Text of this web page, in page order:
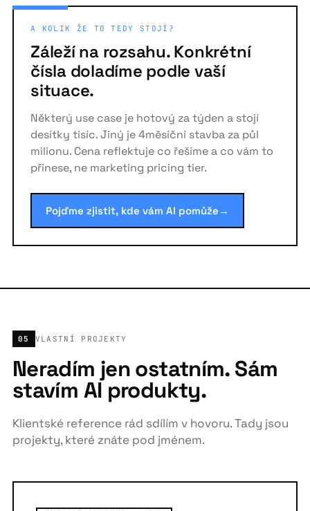
A KOLIK ŽE TO TEDY STOJÍ?
Záleží na rozsahu. Konkrétní
čísla doladíme podle vaší
situace.
Některý use case je hotový za týden a stojí
desítky tisíc. Jiný je 4měsíční stavba za půl
milionu. Cena reflektuje co řešíme a co vám to
přinese, ne marketing pricing tier.
Pojďme zjistit, kde vám AI pomůže →
05 VLASTNÍ PROJEKTY
Neradím jen ostatním. Sám
stavím AI produkty.
Klientské reference rád sdílím v hovoru. Tady jsou
projekty, které znáte pod jménem.